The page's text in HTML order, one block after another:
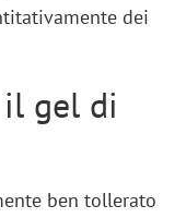
dei
gel di
ben tollerato